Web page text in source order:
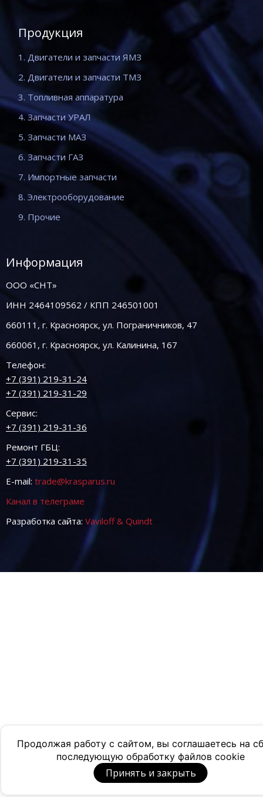
Продолжая работу с сайтом, вы соглашаетесь на
последующую обработку файлов cookie
Принять и закрыть
Продукция
1. Двигатели и запчасти ЯМЗ
2. Двигатели и запчасти ТМЗ
3. Топливная аппаратура
4. Запчасти УРАЛ
5. Запчасти МАЗ
6. Запчасти ГАЗ
7. Импортные запчасти
8. Электрооборудование
9. Прочие
Информация
ООО «СНТ»
ИНН 2464109562 / КПП 246501001
660111, г. Красноярск, ул. Пограничников, 47
660061, г. Красноярск, ул. Калинина, 167
Телефон:
+7 (391) 219-31-24
+7 (391) 219-31-29
Сервис:
+7 (391) 219-31-36
Ремонт ГБЦ:
+7 (391) 219-31-35
E-mail: trade@krasparus.ru
Канал в телеграме
Разработка сайта: Vaviloff & Quindt